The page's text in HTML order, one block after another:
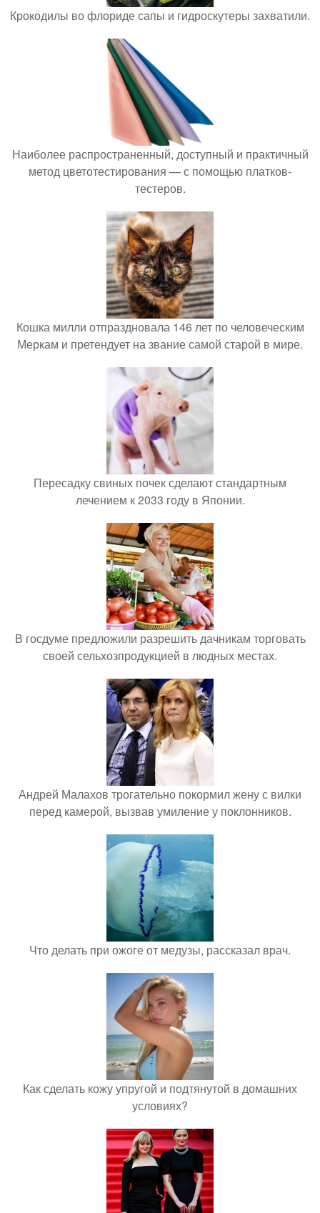
Крокодилы во флориде сапы и гидроскутеры захватили.
Наиболее распространенный, доступный и практичный
метод цветотестирования — с помощью платков-
тестеров.
Кошка милли отпраздновала 146 лет по человеческим
Меркам и претендует на звание самой старой в мире.
Пересадку свиных почек сделают стандартным
лечением к 2033 году в Японии.
В госдуме предложили разрешить дачникам торговать
своей сельхозпродукцией в людных местах.
Андрей Малахов трогательно покормил жену с вилки
перед камерой, вызвав умиление у поклонников.
Что делать при ожоге от медузы, рассказал врач.
Как сделать кожу упругой и подтянутой в домашних
условиях?